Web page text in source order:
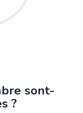
sont-
?